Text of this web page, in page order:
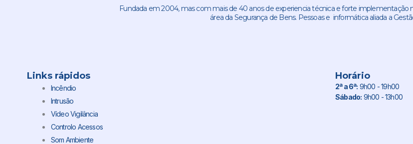
Fundada em 2004, mas com mais de 40 anos de experiencia técnica e forte implementação
área da Segurança de Bens. Pessoas e informática aliada a
Links rápidos
Incêndio
Intrusão
Vídeo Vigilância
Controlo Acessos
Som Ambiente
Horário
2ª a 6ª: 9h00 - 19h00
Sábado: 9h00 - 13h00